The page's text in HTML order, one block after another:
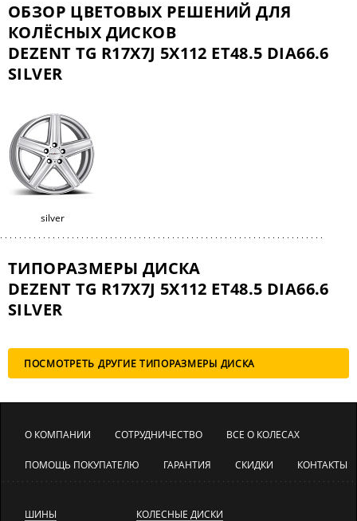
ОБЗОР ЦВЕТОВЫХ РЕШЕНИЙ ДЛЯ
КОЛЁСНЫХ ДИСКОВ
DEZENT TG R17X7J 5X112 ET48.5 DIA66.6
SILVER
silver
ТИПОРАЗМЕРЫ ДИСКА
DEZENT TG R17X7J 5X112 ET48.5 DIA66.6
SILVER
ПОСМОТРЕТЬ ДРУГИЕ ТИПОРАЗМЕРЫ ДИСКА
О КОМПАНИИ СОТРУДНИЧЕСТВО ВСЕ О КОЛЕСАХ
ПОМОЩЬ ПОКУПАТЕЛЮ ГАРАНТИЯ СКИДКИ КОНТАКТЫ
ШИНЫ КОЛЕСНЫЕ ДИСКИ